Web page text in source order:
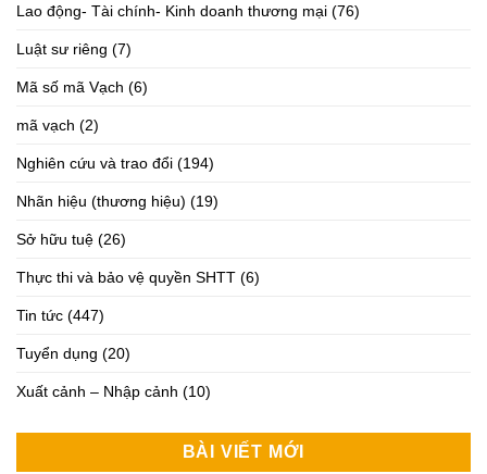
Lao động- Tài chính- Kinh doanh thương mại (76)
Luật sư riêng (7)
Mã số mã Vạch (6)
mã vạch (2)
Nghiên cứu và trao đổi (194)
Nhãn hiệu (thương hiệu) (19)
Sở hữu tuệ (26)
Thực thi và bảo vệ quyền SHTT (6)
Tin tức (447)
Tuyển dụng (20)
Xuất cảnh – Nhập cảnh (10)
BÀI VIẾT MỚI